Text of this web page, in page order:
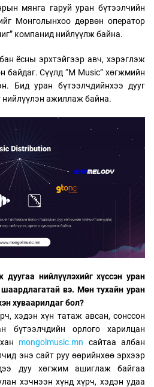
мянга гаруй уран бүтээлчийн
Монголынхоо дөрвөн оператор
компанид нийлүүлж байна.
ёсны эрхтэйгээр авч, хэрэглэж
байдаг. Сүүлд “М Music” хөгжмийн
Бид уран бүтээлчдийнхээ дууг
нийлүүлэн ажиллаж байна.
дуугаа нийлүүлэхийг хүссэн уран
вэ. Мөн тухайн уран
хуваарилдаг бол?
хэдэн хүн татаж авсан, сонссон
бүтээлчдийн орлого харилцан
mongolmusic.mn сайтаа албан
энэ сайт руу өөрийнхөө эрхээр
дуу хөгжим ашиглаж байгаа
хэчнээн хүнд хүрч, хэдэн удаа